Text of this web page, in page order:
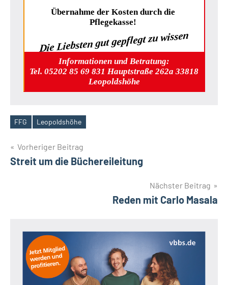
Übernahme der Kosten durch die
Pflegekasse!
Die Liebsten gut gepflegt zu wissen
Informationen und Betratung:
Tel. 05202 85 69 831 Hauptstraße 262a 33818
Leopoldshöhe
Schlagwörter
FFG Leopoldshöhe
Beitragsnavigation
Vorheriger Beitrag
Streit um die Büchereileitung
Nächster Beitrag
Reden mit Carlo Masala